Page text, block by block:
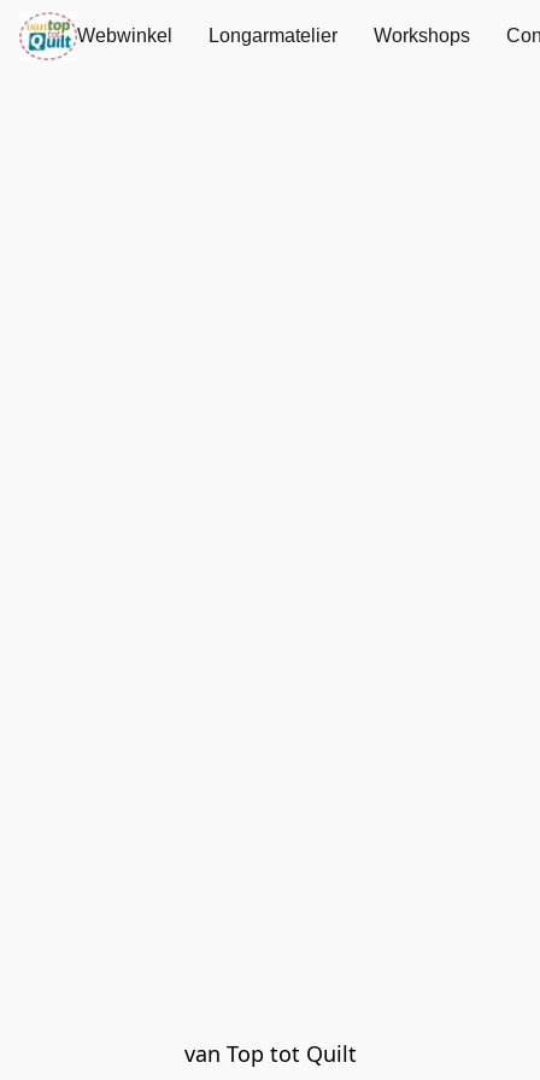
Webwinkel Longarmatelier Workshops
van Top tot Quilt